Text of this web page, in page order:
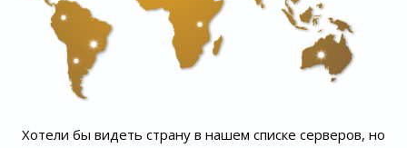
Хотели бы видеть страну в нашем списке серверов, но